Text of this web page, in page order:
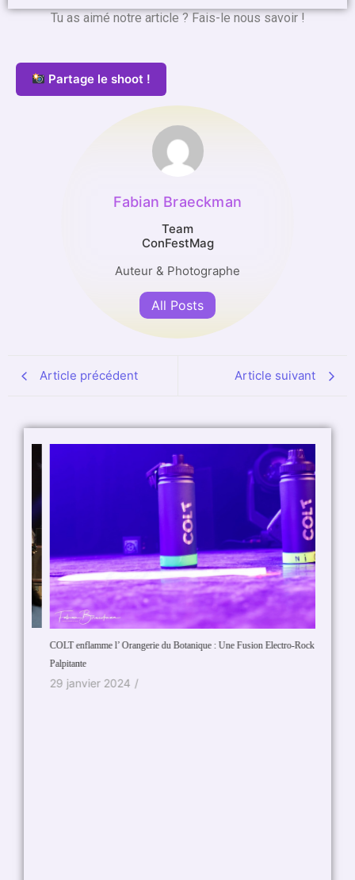
Tu as aimé notre article ? Fais-le nous savoir !
Partage le shoot !
Fabian Braeckman
Team
ConFestMag
Auteur & Photographe
All Posts
Article précédent Article suivant
COLT enflamme l’ Orangerie du Botanique : Une Fusion Electro-Rock
Palpitante
29 janvier 2024 /